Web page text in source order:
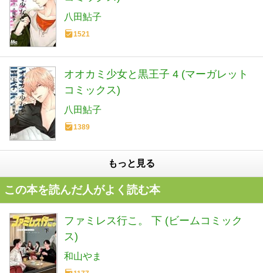
八田鮎子
1521
オオカミ少女と黒王子 4 (マーガレット
コミックス)
八田鮎子
1389
もっと見る
この本を読んだ人がよく読む本
ファミレス行こ。 下 (ビームコミック
ス)
和山やま